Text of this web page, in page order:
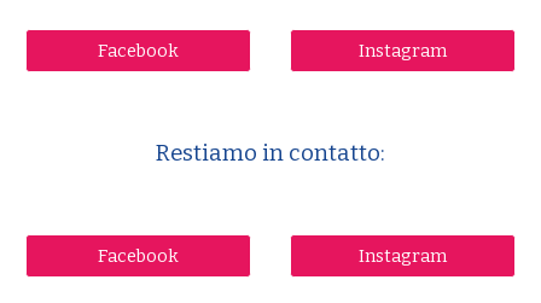
Facebook Instagram
Restiamo in contatto:
Facebook Instagram